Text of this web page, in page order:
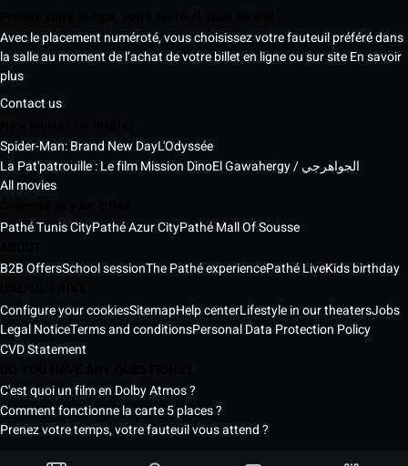
Avec le placement numéroté, vous choisissez votre fauteuil préféré dans
la salle au moment de l’achat de votre billet en ligne ou sur siteEn savoir
plus
Contact us
Spider-Man: Brand New DayL'Odyssée
La Pat'patrouille : Le film Mission Dino
El Gawahergy / الجواهرجي
All movies
Pathé Tunis CityPathé Azur CityPathé Mall Of Sousse
B2B OffersSchool sessionThe Pathé experiencePathé LiveKids birthday
Configure your cookiesSitemapHelp centerLifestyle in our theatersJobs
Legal NoticeTerms and conditionsPersonal Data Protection Policy
CVD Statement
C'est quoi un film en Dolby Atmos ?
Comment fonctionne la carte 5 places ?
Prenez votre temps, votre fauteuil vous attend ?